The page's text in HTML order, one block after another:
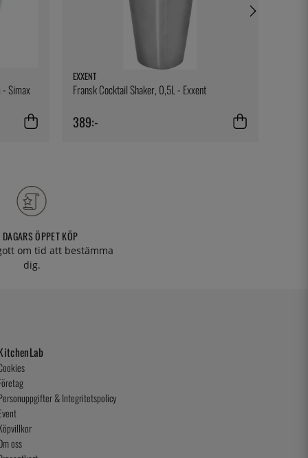
- Simax
EXXENT
Fransk Cocktail Shaker, 0,5L - Exxent
389:-
ÖPPET KÖP
om tid att bestämma
dig.
& Integritetspolicy
oss